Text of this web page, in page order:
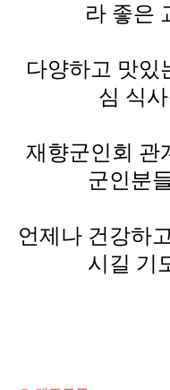
라 좋은
다양하고 맛있
심 식
재향군인회 관
군인분
언제나 건강하
시길 기